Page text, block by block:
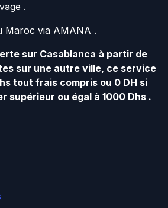
.
Maroc via AMANA .
sur Casablanca à partir de
sur une autre ville, ce service
tout frais compris ou 0 DH si
supérieur ou égal à 1000 Dhs .